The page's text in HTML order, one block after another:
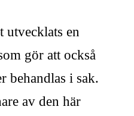
utvecklats en
gör att också
behandlas i sak.
av den här